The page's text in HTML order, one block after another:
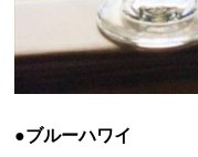
●ブルーハワイ